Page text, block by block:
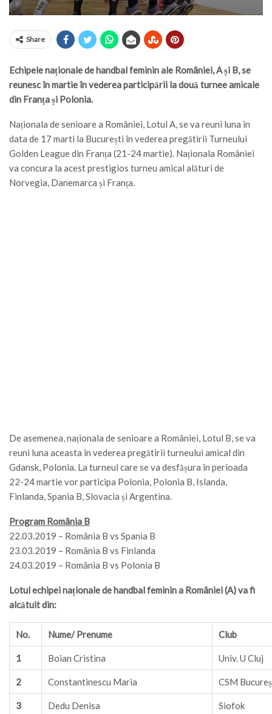
Share
Echipele naționale de handbal feminin ale României, A și B, se
reunesc în martie în vederea participării la două turnee amicale
din Franța și Polonia.
Naționala de senioare a României, Lotul A, se va reuni luna în
data de 17 marti la București în vederea pregătirii Turneului
Golden League din Franța (21-24 martie). Naționala României
va concura la acest prestigios turneu amical alături de
Norvegia, Danemarca și Franța.
De asemenea, naționala de senioare a României, Lotul B, se va
reuni luna aceasta în vederea pregătirii turneului amical din
Gdansk, Polonia. La turneul care se va desfășura în perioada
22-24 martie vor participa Polonia, Polonia B, Islanda,
Finlanda, Spania B, Slovacia și Argentina.
Program România B
22.03.2019 – România B vs Spania B
23.03.2019 – România B vs Finlanda
24.03.2019 – România B vs Polonia B
Lotul echipei naționale de handbal feminin a României (A) va fi
alcătuit din:
No. Nume/ Prenume Club
1 Boian Cristina Univ. U Cluj
2 Constantinescu Maria CSM
3 Dedu Denisa Siofok